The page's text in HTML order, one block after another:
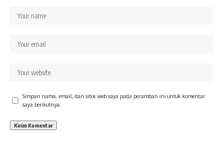
Simpan nama, email, dan situs web saya pada peramban ini untuk komentar
saya berikutnya.